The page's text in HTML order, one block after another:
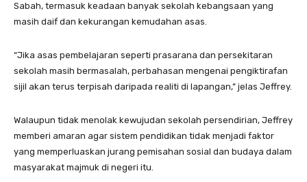
Sabah, termasuk keadaan banyak sekolah kebangsaan yang
masih daif dan kekurangan kemudahan asas.
“Jika asas pembelajaran seperti prasarana dan persekitaran
sekolah masih bermasalah, perbahasan mengenai pengiktirafan
sijil akan terus terpisah daripada realiti di lapangan,” jelas Jeffrey.
Walaupun tidak menolak kewujudan sekolah persendirian, Jeffrey
memberi amaran agar sistem pendidikan tidak menjadi faktor
yang memperluaskan jurang pemisahan sosial dan budaya dalam
masyarakat majmuk di negeri itu.